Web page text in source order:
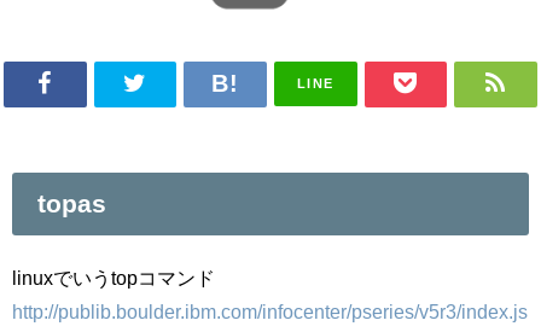
LINE
topas
linuxでいうtopコマンド
http://publib.boulder.ibm.com/infocenter/pseries/v5r3/index.js